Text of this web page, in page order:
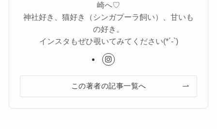
崎へ♡
神社好き、猫好き（シンガプーラ飼い）、甘いも
の好き。
インスタもぜひ覗いてみてください(*´-`)
この著者の記事一覧へ